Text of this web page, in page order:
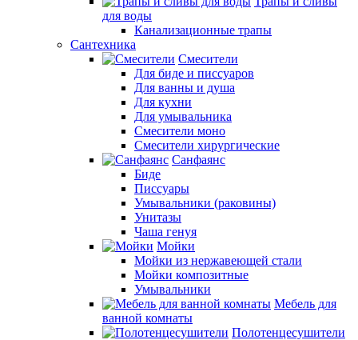
для воды
Канализационные трапы
Сантехника
Смесители
Для биде и писсуаров
Для ванны и душа
Для кухни
Для умывальника
Смесители моно
Смесители хирургические
Санфаянс
Биде
Писсуары
Умывальники (раковины)
Унитазы
Чаша генуя
Мойки
Мойки из нержавеющей стали
Мойки композитные
Умывальники
Мебель для
ванной комнаты
Полотенцесушители